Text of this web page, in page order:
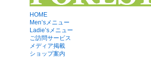
HOME
Men’sメニュー
Ladie’sメニュー
ご訪問サービス
メディア掲載
ショップ案内